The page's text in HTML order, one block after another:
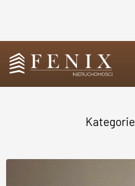
Kategorie